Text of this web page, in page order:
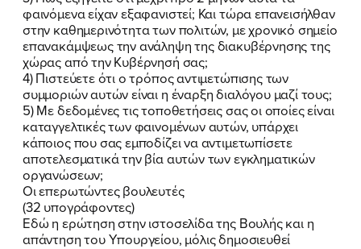
ΕΛΑ ΚΙ ΕΣΥ
FB IN TW YT LN VB TIKTOK
φαινόμενα είχαν εξαφανιστεί; Και τώρα επανεισήλθαν
στην καθημερινότητα των πολιτών, με χρονικό σημείο
επανακάμψεως την ανάληψη της διακυβέρνησης της
χώρας από την Κυβέρνησή σας;
4) Πιστεύετε ότι ο τρόπος αντιμετώπισης των
συμμοριών αυτών είναι η έναρξη διαλόγου μαζί τους;
5) Με δεδομένες τις τοποθετήσεις σας οι οποίες είναι
καταγγελτικές των φαινομένων αυτών, υπάρχει
κάποιος που σας εμποδίζει να αντιμετωπίσετε
αποτελεσματικά την βία αυτών των εγκληματικών
οργανώσεων;
Οι επερωτώντες βουλευτές
(32 υπογράφοντες)
Εδώ η ερώτηση στην ιστοσελίδα της Βουλής και η
απάντηση του Υπουργείου, μόλις δημοσιευθεί